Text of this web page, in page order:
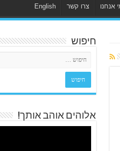
אנחנו צרו קשר English
חיפוש
אלוהים אוהב אותך!